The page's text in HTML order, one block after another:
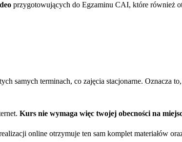
przygotowujących do Egzaminu CAI, które również
samych terminach, co zajęcia stacjonarne. Oznacza
Kurs nie wymaga więc twojej obecności na
online otrzymuje ten sam komplet materiałów